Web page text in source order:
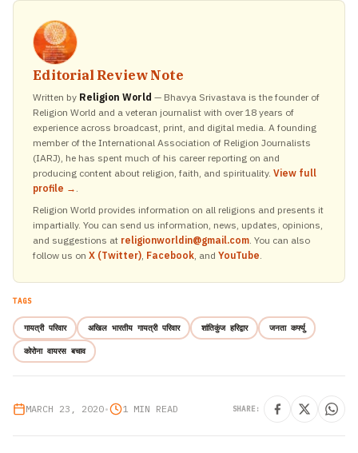
Editorial Review Note
Written by Religion World — Bhavya Srivastava is the founder of
Religion World and a veteran journalist with over 18 years of
experience across broadcast, print, and digital media. A founding
member of the International Association of Religion Journalists
(IARJ), he has spent much of his career reporting on and
producing content about religion, faith, and spirituality. View full
profile → .
Religion World provides information on all religions and presents it
impartially. You can send us information, news, updates, opinions,
and suggestions at religionworldin@gmail.com. You can also
follow us on X (Twitter), Facebook, and YouTube.
TAGS
गायत्री परिवार अखिल भारतीय गायत्री परिवार शांतिकुंज हरिद्वार जनता कर्फ्यु
कोरोना वायरस बचाव
MARCH 23, 2020• 1 MIN READ SHARE: